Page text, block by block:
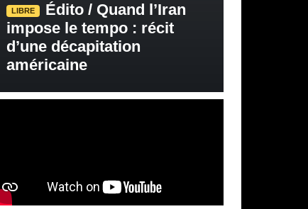
LIBRE
Édito / Quand l’Iran
impose le tempo : récit
d’une décapitation
américaine